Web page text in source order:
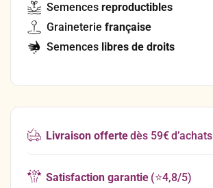
Semences reproductibles
Graineterie française
Semences libres de droits
Livraison offertedès 59€ d’achats
Satisfaction garantie(⭐4,8/5)